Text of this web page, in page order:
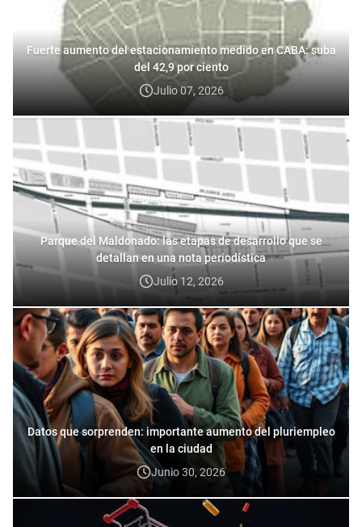
Fuerte aumento del estacionamiento medido en CABA: suba
del 42,9 por ciento
Julio 07, 2026
Parque del Maldonado: las etapas de desarrollo que se
detallan en una nota periodística
Julio 12, 2026
Datos que sorprenden: importante aumento del pluriempleo
en la ciudad
Junio 30, 2026